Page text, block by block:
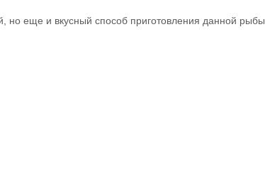
но еще и вкусный способ приготовления данной рыбы.